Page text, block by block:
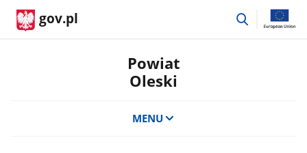
gov.pl
przejdź
Powiat
Oleski
MENU